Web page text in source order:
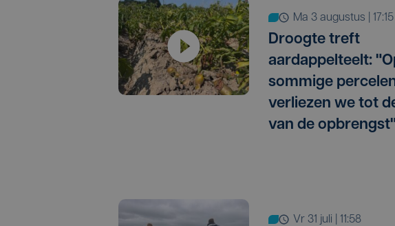
ma 3 augustus | 17:15
Droogte treft
aardappelteelt:
sommige
verliezen we tot
van de
vr 31 juli | 11:58